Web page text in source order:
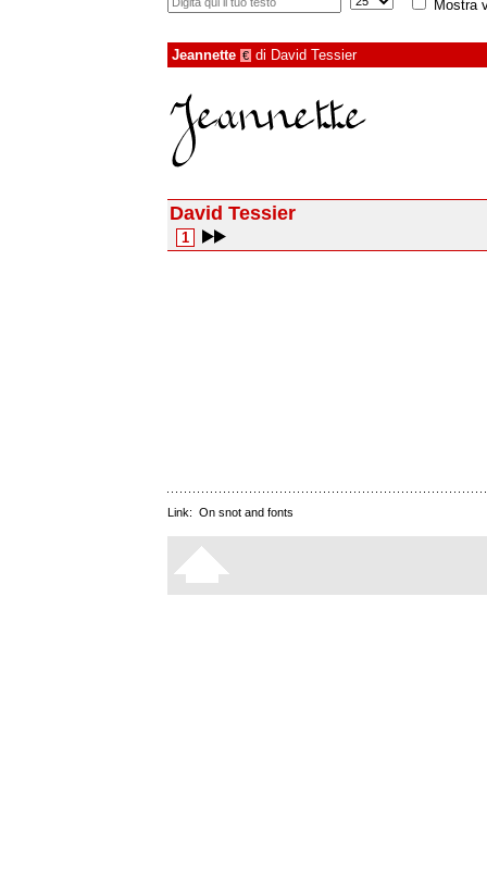
Mostra
Jeannette € di David Tessier
David Tessier
1
Link: On snot and fonts